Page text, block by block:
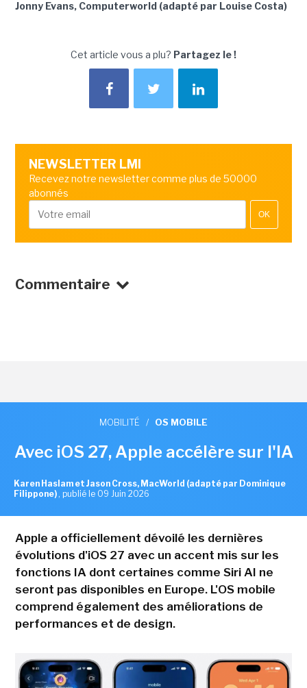
Jonny Evans, Computerworld (adapté par Louise Costa)
Cet article vous a plu? Partagez le !
NEWSLETTER LMI
Recevez notre newsletter comme plus de 50000
abonnés
OK
Commentaire
MOBILITÉ / OS MOBILE
Avec iOS 27, Apple accélère sur l'IA
Karen Haslam et Jason Cross, MacWorld (adapté par Dominique
Filippone) , publié le 09 Juin 2026
Apple a officiellement dévoilé les dernières
évolutions d'iOS 27 avec un accent mis sur les
fonctions IA dont certaines comme Siri AI ne
seront pas disponibles en Europe. L'OS mobile
comprend également des améliorations de
performances et de design.